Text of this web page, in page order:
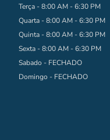
Terça - 8:00 AM - 6:30 PM
Quarta - 8:00 AM - 6:30 PM
Quinta - 8:00 AM - 6:30 PM
Sexta - 8:00 AM - 6:30 PM
Sabado - FECHADO
Domingo - FECHADO